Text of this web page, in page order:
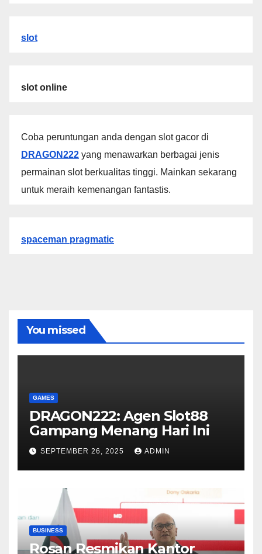
slot
slot online
Coba peruntungan anda dengan slot gacor di
DRAGON222 yang menawarkan berbagai jenis
permainan slot berkualitas tinggi. Mainkan sekarang
untuk meraih kemenangan fantastis.
spaceman pragmatic
You missed
GAMES
DRAGON222: Agen Slot88
Gampang Menang Hari Ini
SEPTEMBER 26, 2025 ADMIN
BUSINESS
Rosan Resmikan Kantor